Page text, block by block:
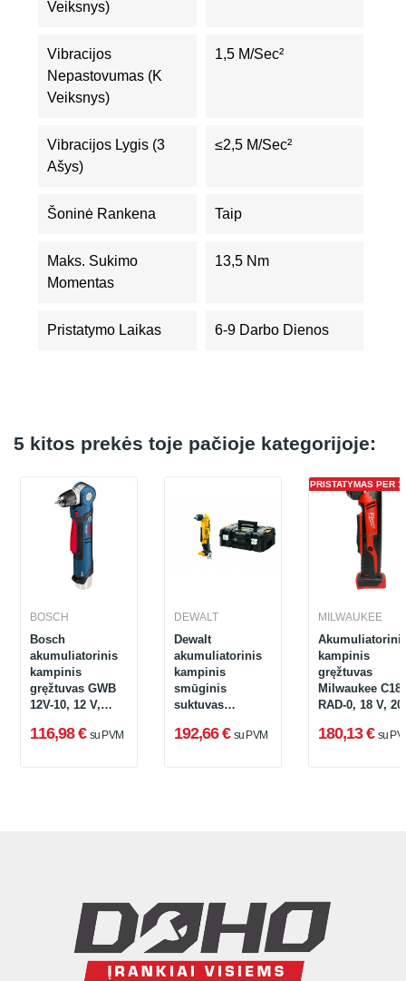
Veiksnys)
Vibracijos
Nepastovumas (K
Veiksnys)
1,5 M/sec²
Vibracijos Lygis (3
Ašys)
≤2,5 M/sec²
Šoninė Rankena Taip
Maks. Sukimo
Momentas
13,5 Nm
Pristatymo Laikas 6-9 Darbo Dienos
5 kitos prekės toje pačioje kategorijoje:
BOSCH
Bosch
akumuliatorinis
kampinis
gręžtuvas GWB
12V-10, 12 V,
116,98 € su PVM
DEWALT
Dewalt
akumuliatorinis
kampinis
smūginis
suktuvas
V + lagaminas
192,66 € su PVM
PRISTATYMAS PER 1
MILWAUKEE
kampinis
gręžtuvas
Milwaukee C18
RAD-0, 18 V, 20
180,13 € su